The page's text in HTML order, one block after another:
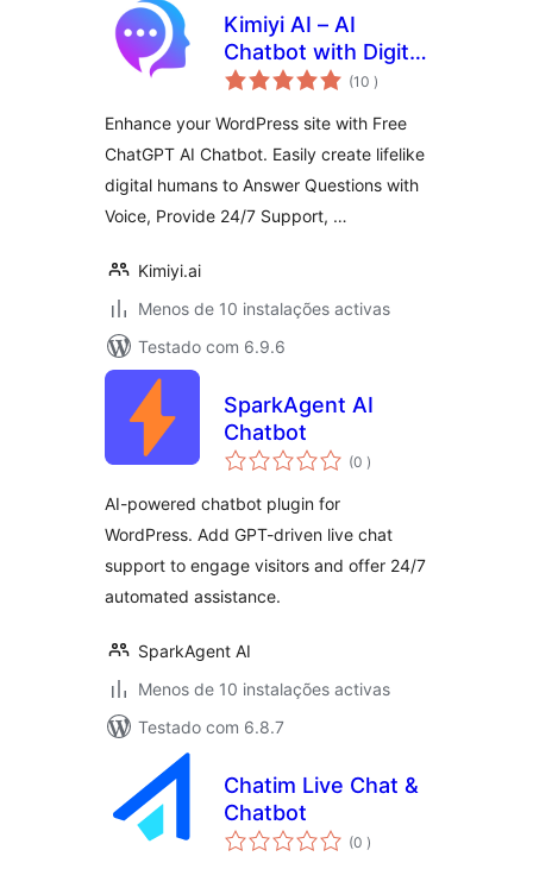
Kimiyi AI – AI
Chatbot with Digital
Human, ChatGPT
(10 classificações
)
Enhance your WordPress site with Free
ChatGPT AI Chatbot. Easily create lifelike
digital humans to Answer Questions with
Voice, Provide 24/7 Support, …
Kimiyi.ai
Menos de 10 instalações activas
Testado com 6.9.6
SparkAgent AI
Chatbot
(0 classificações
)
AI-powered chatbot plugin for
WordPress. Add GPT-driven live chat
support to engage visitors and offer 24/7
automated assistance.
SparkAgent AI
Menos de 10 instalações activas
Testado com 6.8.7
Chatim Live Chat &
Chatbot
(0 classificações
)